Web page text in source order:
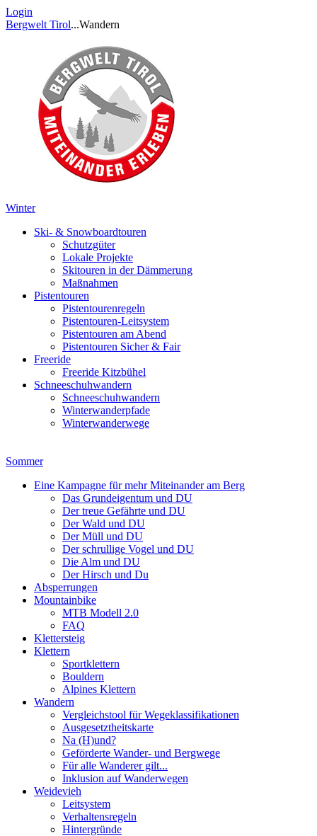
Login
Bergwelt Tirol...Wandern
Winter
Ski- & Snowboardtouren
Schutzgüter
Lokale Projekte
Skitouren in der Dämmerung
Maßnahmen
Pistentouren
Pistentourenregeln
Pistentouren-Leitsystem
Pistentouren am Abend
Pistentouren Sicher & Fair
Freeride
Freeride Kitzbühel
Schneeschuhwandern
Schneeschuhwandern
Winterwanderpfade
Winterwanderwege
Sommer
Eine Kampagne für mehr Miteinander am Berg
Das Grundeigentum und DU
Der treue Gefährte und DU
Der Wald und DU
Der Müll und DU
Der schrullige Vogel und DU
Die Alm und DU
Der Hirsch und Du
Absperrungen
Mountainbike
MTB Modell 2.0
FAQ
Klettersteig
Klettern
Sportklettern
Bouldern
Alpines Klettern
Wandern
Vergleichstool für Wegeklassifikationen
Ausgesetztheitskarte
Na (H)und?
Geförderte Wander- und Bergwege
Für alle Wanderer gilt...
Inklusion auf Wanderwegen
Weidevieh
Leitsystem
Verhaltensregeln
Hintergründe